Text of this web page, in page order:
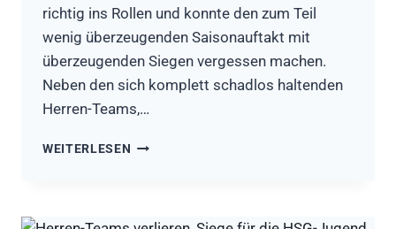
richtig ins Rollen und konnte den zum Teil
wenig überzeugenden Saisonauftakt mit
überzeugenden Siegen vergessen machen.
Neben den sich komplett schadlos haltenden
Herren-Teams,…
WEITERLESEN ERFOLGREICHES